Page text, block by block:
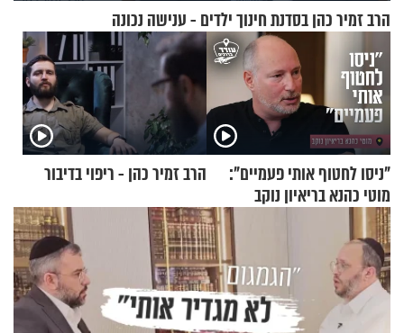
הרב זמיר כהן בסדנת חינוך ילדים - ענישה נכונה
"ניסו לחטוף אותי פעמיים":
מוטי כהנא בריאיון נוקב
הרב זמיר כהן - ריפוי בדיבור